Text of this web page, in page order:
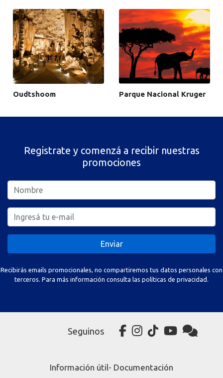
Oudtshoom Parque Nacional Kruger
Registrate y comenzá a recibir nuestras
promociones
Enviar
Recibirás emails promocionales, no compartiremos tus datos personales con
terceros. Para más información consulta las políticas de privacidad.
Seguinos
Información útil- Documentación